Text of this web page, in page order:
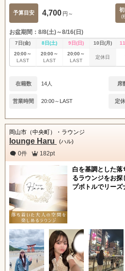
予算目安 4,700 円～ (
お盆期間：8/8(土)～8/16(日)
7日(金) 8日(土) 9日(日) 10日(月)
20:00～
LAST
20:00～
LAST
20:00～
LAST
定休日
在籍数 14人 席
営業時間 20:00～LAST 定
岡山市（中央町）・ラウンジ
lounge Haru (ハル)
0件 182pt
白を基調とした
るラウンジをお
プボトルでリーズ